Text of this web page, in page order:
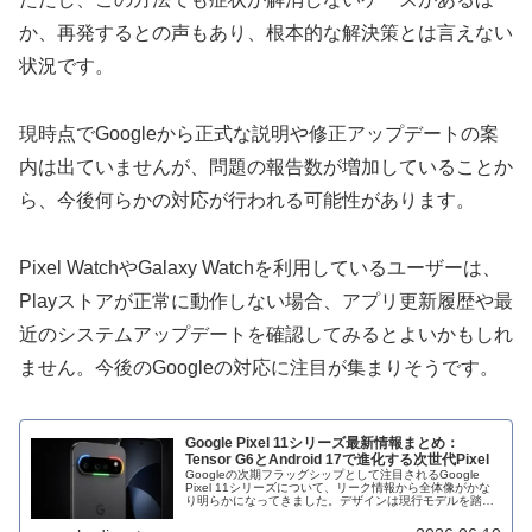
か、再発するとの声もあり、根本的な解決策とは言えない
状況です。
現時点でGoogleから正式な説明や修正アップデートの案
内は出ていませんが、問題の報告数が増加していることか
ら、今後何らかの対応が行われる可能性があります。
Pixel WatchやGalaxy Watchを利用しているユーザーは、
Playストアが正常に動作しない場合、アプリ更新履歴や最
近のシステムアップデートを確認してみるとよいかもしれ
ません。今後のGoogleの対応に注目が集まりそうです。
Google Pixel 11シリーズ最新情報まとめ：
Tensor G6とAndroid 17で進化する次世代Pixel
Googleの次期フラッグシップとして注目されるGoogle
Pixel 11シリーズについて、リーク情報から全体像がかな
り明らかになってきました。デザインは現行モデルを踏襲